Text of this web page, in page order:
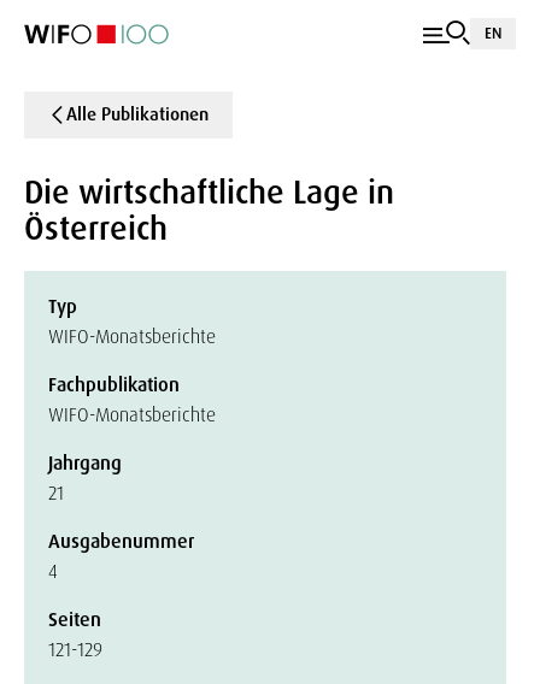
EN
Alle Publikationen
Die wirtschaftliche Lage in
Österreich
Typ
WIFO-Monatsberichte
Fachpublikation
WIFO-Monatsberichte
Jahrgang
21
Ausgabenummer
4
Seiten
121-129